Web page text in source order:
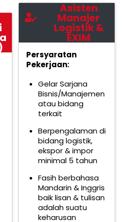
Asisten
Manajer
Logistik &
EXIM
Persyaratan
Pekerjaan:
Gelar Sarjana
Bisnis/Manajemen
atau bidang
terkait
Berpengalaman di
bidang logistik,
ekspor & impor
minimal 5 tahun
Fasih berbahasa
Mandarin & Inggris
baik lisan & tulisan
adalah suatu
keharusan